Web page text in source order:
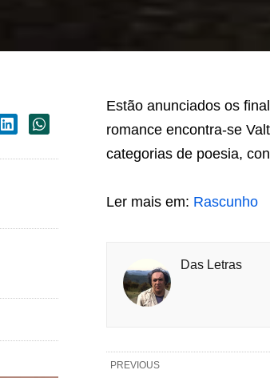
Estão anunciados os
romance encontra-se
categorias de poesia,
Ler mais em: Rascunho
Das Letras
PREVIOUS